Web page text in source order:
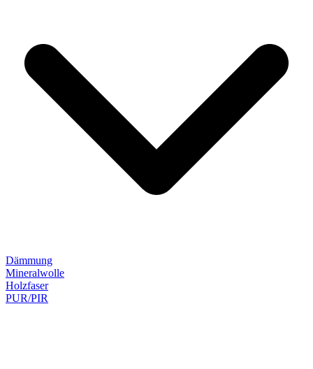
Dämmung
Mineralwolle
Holzfaser
PUR/PIR